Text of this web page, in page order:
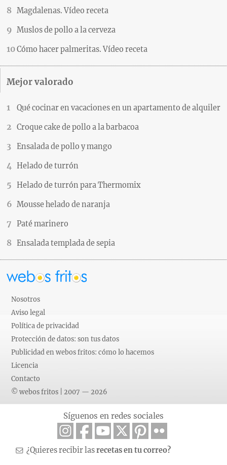
Magdalenas. Vídeo receta
Muslos de pollo a la cerveza
Cómo hacer palmeritas. Vídeo receta
Mejor valorado
Qué cocinar en vacaciones en un apartamento de alquiler
Croque cake de pollo a la barbacoa
Ensalada de pollo y mango
Helado de turrón
Helado de turrón para Thermomix
Mousse helado de naranja
Paté marinero
Ensalada templada de sepia
Nosotros
Aviso legal
Política de privacidad
Protección de datos: son tus datos
Publicidad en webos fritos: cómo lo hacemos
Licencia
Contacto
© webos fritos | 2007 — 2026
Síguenos en redes sociales
¿Quieres recibir lasrecetas en tu correo?